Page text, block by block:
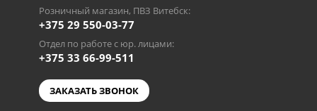
Розничный магазин, ПВЗ Витебск:
+375 29 550-03-77
Отдел по работе с юр. лицами:
+375 33 66-99-511
ЗАКАЗАТЬ ЗВОНОК